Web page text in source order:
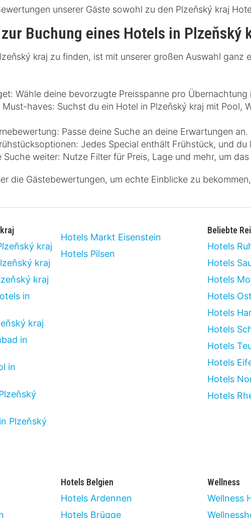
unserer Gäste sowohl zu den Plzeňský kraj
Buchung eines Hotels in Plzeňský
kraj zu finden, ist mit unserer großen Auswahl
Wähle deine bevorzugte Preisspanne pro Übernachtung
haves: Suchst du ein Hotel in Plzeňský kraj mit Pool,
Passe deine Suche an deine Erwartungen an.
Jedes Special enthält Frühstück, und
Suche weiter: Nutze Filter für Preis, Lage und mehr, um
die Gästebewertungen, um echte Einblicke zu
kraj
kraj
kraj
in
kraj
in
in
Plzeňský
Hotels Markt Eisenstein
Hotels Pilsen
Beliebte
Hotels
Hotels
Hotels
Hotels
Hotels
Hotels
Hotels
Hotels
Hotels
Hotels
Hotels Belgien
Hotels Ardennen
Hotels Brügge
Wellness
Wellness